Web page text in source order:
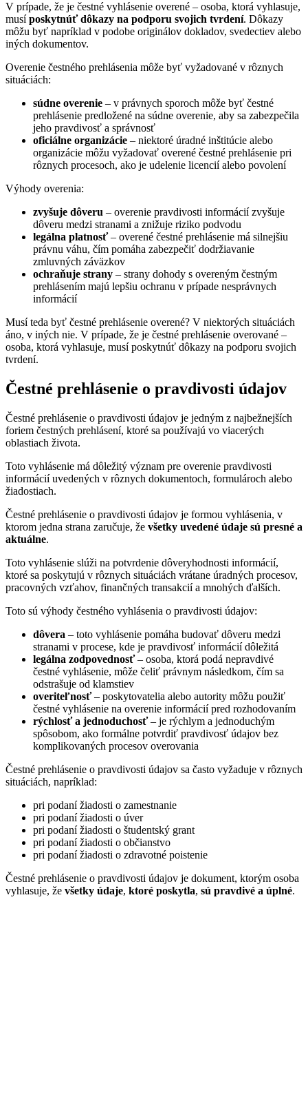
V prípade, že je čestné vyhlásenie overené – osoba, ktorá vyhlasuje,
musíposkytnúť dôkazy na podporu svojich tvrdení. Dôkazy
môžu byť napríklad v podobe originálov dokladov, svedectiev alebo
iných dokumentov.
Overenie čestného prehlásenia môže byť vyžadované v rôznych
situáciách:
súdne overenie – v právnych sporoch môže byť čestné
prehlásenie predložené na súdne overenie, aby sa zabezpečila
jeho pravdivosť a správnosť
oficiálne organizácie – niektoré úradné inštitúcie alebo
organizácie môžu vyžadovať overené čestné prehlásenie pri
rôznych procesoch, ako je udelenie licencií alebo povolení
Výhody overenia:
zvyšuje dôveru – overenie pravdivosti informácií zvyšuje
dôveru medzi stranami a znižuje riziko podvodu
legálna platnosť– overené čestné prehlásenie má silnejšiu
právnu váhu, čím pomáha zabezpečiť dodržiavanie
zmluvných záväzkov
ochraňuje strany – strany dohody s overeným čestným
prehlásením majú lepšiu ochranu v prípade nesprávnych
informácií
Musí teda byť čestné prehlásenie overené? V niektorých situáciách
áno, v iných nie. V prípade, že je čestné prehlásenie overované –
osoba, ktorá vyhlasuje, musí poskytnúť dôkazy na podporu svojich
tvrdení.
Čestné prehlásenie o pravdivosti údajov
Čestné prehlásenie o pravdivosti údajov je jedným z najbežnejších
foriem čestných prehlásení, ktoré sa používajú vo viacerých
oblastiach života.
Toto vyhlásenie má dôležitý význam pre overenie pravdivosti
informácií uvedených v rôznych dokumentoch, formulároch alebo
žiadostiach.
Čestné prehlásenie o pravdivosti údajov je formou vyhlásenia, v
ktorom jedna strana zaručuje, že všetky uvedené údaje sú presné a
aktuálne.
Toto vyhlásenie slúži na potvrdenie dôveryhodnosti informácií,
ktoré sa poskytujú v rôznych situáciách vrátane úradných procesov,
pracovných vzťahov, finančných transakcií a mnohých ďalších.
Toto sú výhody čestného vyhlásenia o pravdivosti údajov:
dôvera – toto vyhlásenie pomáha budovať dôveru medzi
stranami v procese, kde je pravdivosť informácií dôležitá
legálna zodpovednosť– osoba, ktorá podá nepravdivé
čestné vyhlásenie, môže čeliť právnym následkom, čím sa
odstrašuje od klamstiev
overiteľnosť– poskytovatelia alebo autority môžu použiť
čestné vyhlásenie na overenie informácií pred rozhodovaním
rýchlosť a jednoduchosť– je rýchlym a jednoduchým
spôsobom, ako formálne potvrdiť pravdivosť údajov bez
komplikovaných procesov overovania
Čestné prehlásenie o pravdivosti údajov sa často vyžaduje v rôznych
situáciách, napríklad:
pri podaní žiadosti o zamestnanie
pri podaní žiadosti o úver
pri podaní žiadosti o študentský grant
pri podaní žiadosti o občianstvo
pri podaní žiadosti o zdravotné poistenie
Čestné prehlásenie o pravdivosti údajov je dokument, ktorým osoba
vyhlasuje, že všetky údaje, ktoré poskytla, sú pravdivé a úplné.